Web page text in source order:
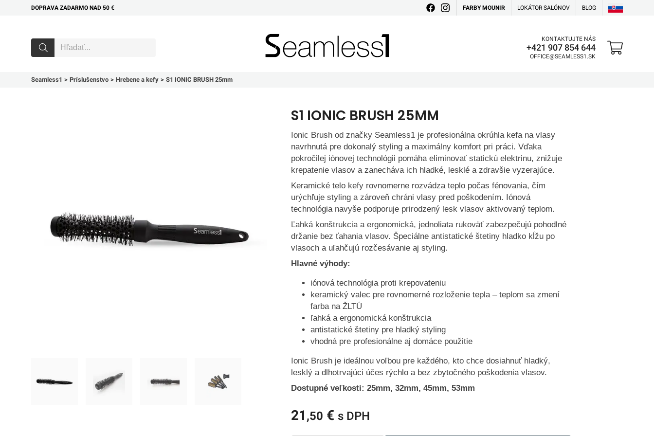
DOPRAVA ZADARMO NAD 50 € FARBY MOUNIR LOKÁTOR SALÓNOV BLOG
KONTAKTUJTE NÁS
+421 907 854 644
OFFICE@SEAMLESS1.SK
Seamless1 Príslušenstvo Hrebene a kefy S1 IONIC BRUSH 25mm
S1 IONIC BRUSH 25MM
Ionic Brush od značky Seamless1 je profesionálna okrúhla kefa na vlasy
navrhnutá pre dokonalý styling a maximálny komfort pri práci. Vďaka
pokročilej iónovej technológii pomáha eliminovať statickú elektrinu, znižuje
krepatenie vlasov a zanecháva ich hladké, lesklé a zdravšie vyzerajúce.
Keramické telo kefy rovnomerne rozvádza teplo počas fénovania, čím
urýchľuje styling a zároveň chráni vlasy pred poškodením. Iónová
technológia navyše podporuje prirodzený lesk vlasov aktivovaný teplom.
Ľahká konštrukcia a ergonomická, jednoliata rukoväť zabezpečujú pohodlné
držanie bez ťahania vlasov. Špeciálne antistatické štetiny hladko kĺžu po
vlasoch a uľahčujú rozčesávanie aj styling.
Hlavné výhody:
iónová technológia proti krepovateniu
keramický valec pre rovnomerné rozloženie tepla – teplom sa zmení
farba na ŽLTÚ
ľahká a ergonomická konštrukcia
antistatické štetiny pre hladký styling
vhodná pre profesionálne aj domáce použitie
Ionic Brush je ideálnou voľbou pre každého, kto chce dosiahnuť hladký,
lesklý a dlhotrvajúci účes rýchlo a bez zbytočného poškodenia vlasov.
Dostupné veľkosti: 25mm, 32mm, 45mm, 53mm
21 ,50 € s DPH